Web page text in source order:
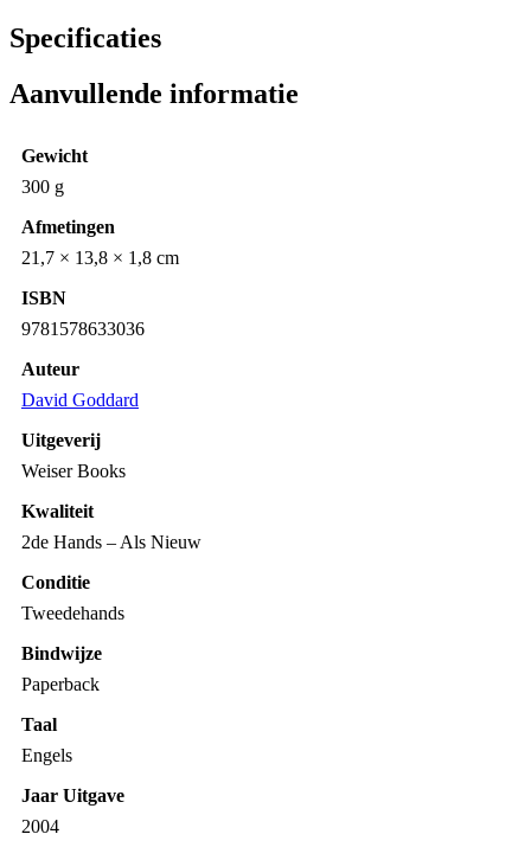
Specificaties
Aanvullende informatie
Gewicht
300 g
Afmetingen
21,7 × 13,8 × 1,8 cm
ISBN
9781578633036
Auteur
David Goddard
Uitgeverij
Weiser Books
Kwaliteit
2de Hands – Als Nieuw
Conditie
Tweedehands
Bindwijze
Paperback
Taal
Engels
Jaar Uitgave
2004